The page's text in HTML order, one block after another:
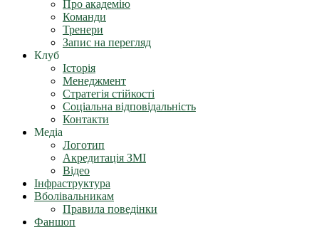
Про академію
Команди
Тренери
Запис на перегляд
Клуб
Історія
Менеджмент
Стратегія стійкості
Соціальна відповідальність
Контакти
Медіа
Логотип
Акредитація ЗМІ
Відео
Інфраструктура
Вболівальникам
Правила поведінки
Фаншоп